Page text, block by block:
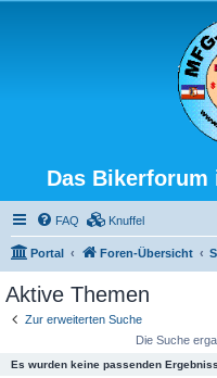
Das
FAQ Knuffel
Portal Foren-Übersicht
Aktive Themen
Zur erweiterten Suche
Die Suche
Es wurden keine passenden